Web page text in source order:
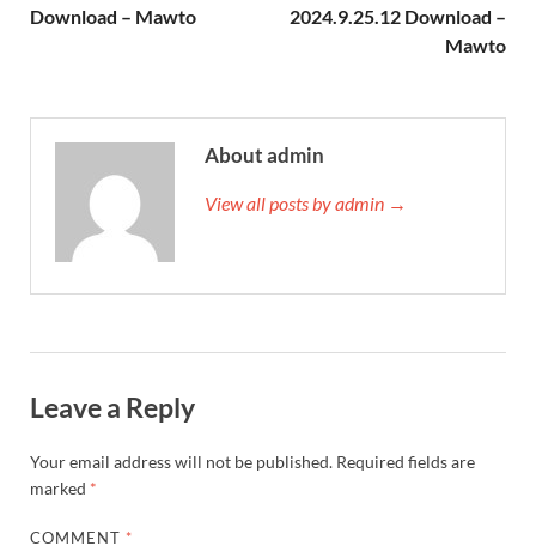
Download – Mawto
2024.9.25.12 Download –
Mawto
About admin
View all posts by admin →
Leave a Reply
Your email address will not be published. Required fields are
marked *
COMMENT *